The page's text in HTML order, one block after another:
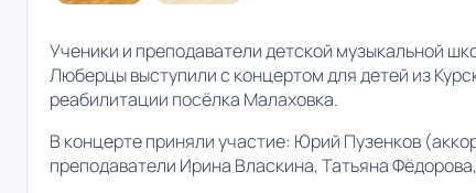
Ученики и преподаватели детской музыкальной
Люберцы выступили с концертом для детей из
реабилитации посёлка Малаховка.
В концерте приняли участие: Юрий Пузенков
преподаватели Ирина Власкина, Татьяна